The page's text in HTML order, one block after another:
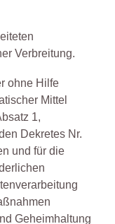
Verbreitung.
ohne Hilfe
Mittel
1,
Dekretes Nr.
und für die
Geheimhaltung